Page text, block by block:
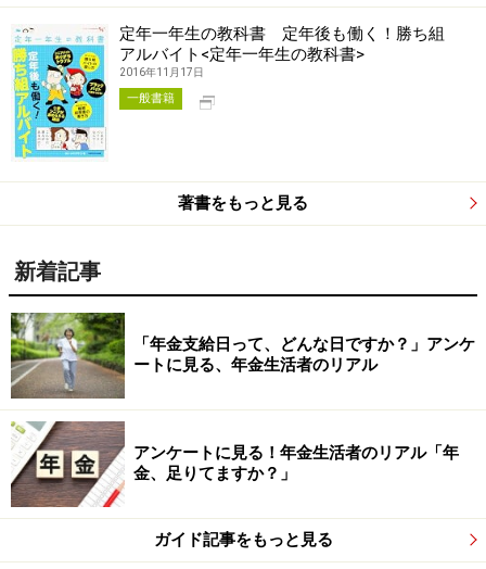
定年一年生の教科書 定年後も働く！勝ち組
アルバイト<定年一年生の教科書>
2016年11月17日
一般書籍
著書をもっと見る
新着記事
「年金支給日って、どんな日ですか？」アンケ
ートに見る、年金生活者のリアル
アンケートに見る！年金生活者のリアル「年
金、足りてますか？」
ガイド記事をもっと見る